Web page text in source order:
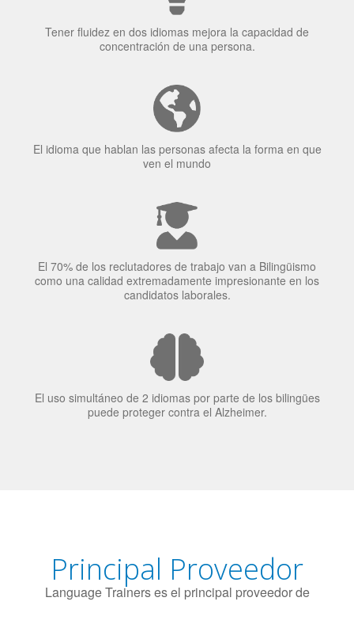
Tener fluidez en dos idiomas mejora la capacidad de
concentración de una persona.
El idioma que hablan las personas afecta la forma en que
ven el mundo
El 70% de los reclutadores de trabajo van a Bilingüismo
como una calidad extremadamente impresionante en los
candidatos laborales.
El uso simultáneo de 2 idiomas por parte de los bilingües
puede proteger contra el Alzheimer.
Principal Proveedor
Language Trainers es el principal proveedor de